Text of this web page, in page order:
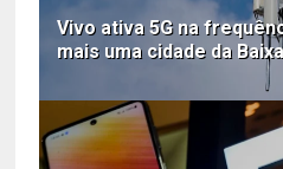
Vivo ativa 5G na
mais uma cidade da